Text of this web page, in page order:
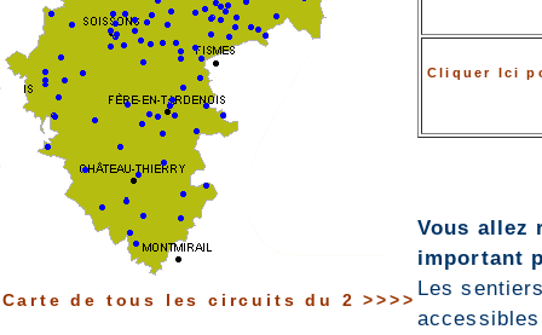
Carte de tous les circuits du 2 >>>>
Cliquer Ici
Vous allez
important
Les